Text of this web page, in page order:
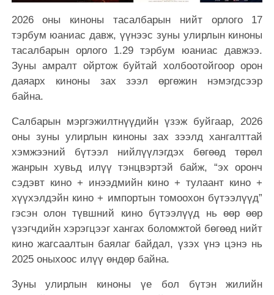
2026 оны киноны тасалбарын нийт орлого 17
тэрбум юаниас давж, үүнээс зуны улирлын киноны
тасалбарын орлого 1.29 тэрбум юаниас давжээ.
Зуны амралт ойртож буйтай холбоотойгоор орон
даяарх киноны зах зээл өргөжин нэмэгдсээр
байна.
Салбарын мэргэжилтнүүдийн үзэж буйгаар, 2026
оны зуны улирлын киноны зах зээлд хангалттай
хэмжээний бүтээл нийлүүлэгдэх бөгөөд төрөл
жанрын хувьд илүү тэнцвэртэй байж, “эх оронч
сэдэвт кино + инээдмийн кино + тулаант кино +
хүүхэлдэйн кино + импортын томоохон бүтээлүүд”
гэсэн олон түвшний кино бүтээлүүд нь өөр өөр
үзэгчдийн хэрэгцээг хангах боломжтой бөгөөд нийт
кино жагсаалтын баялаг байдал, үзэх үнэ цэнэ нь
2025 оныхоос илүү өндөр байна.
Зуны улирлын киноны үе бол бүтэн жилийн